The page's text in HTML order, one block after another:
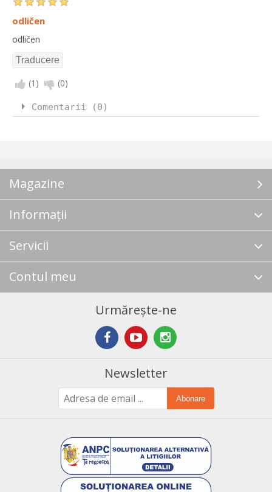
odličen
odličen
(1 ) (0)
Comentarii (0)
Magazine
Informații
Servicii
Contul meu
Urmărește-ne
Newsletter
Abonare